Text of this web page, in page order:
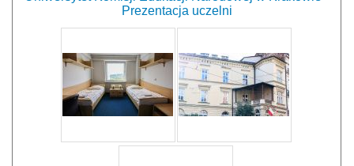
Prezentacja uczelni